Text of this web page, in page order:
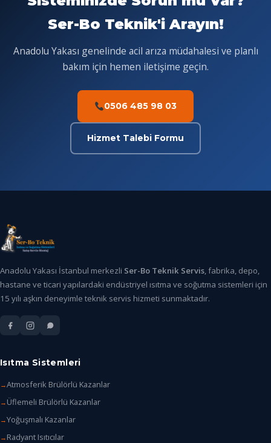
Ser-Bo Teknik'i Arayın!
Anadolu Yakası genelinde acil arıza müdahalesi ve planlı
bakım için hemen iletişime geçin.
0506 485 98 03
Hizmet Talebi Formu
Anadolu Yakası İstanbul merkezli Ser-Bo Teknik Servis, fabrika, depo,
hastane ve ticari yapılardaki endüstriyel ısıtma ve soğutma sistemleri için
15 yılı aşkın deneyimle teknik servis hizmeti sunmaktadır.
Isıtma Sistemleri
Atmosferik Brülörlü Kazanlar
Üflemeli Brülörlü Kazanlar
Yoğuşmalı Kazanlar
Radyant Isıtıcılar